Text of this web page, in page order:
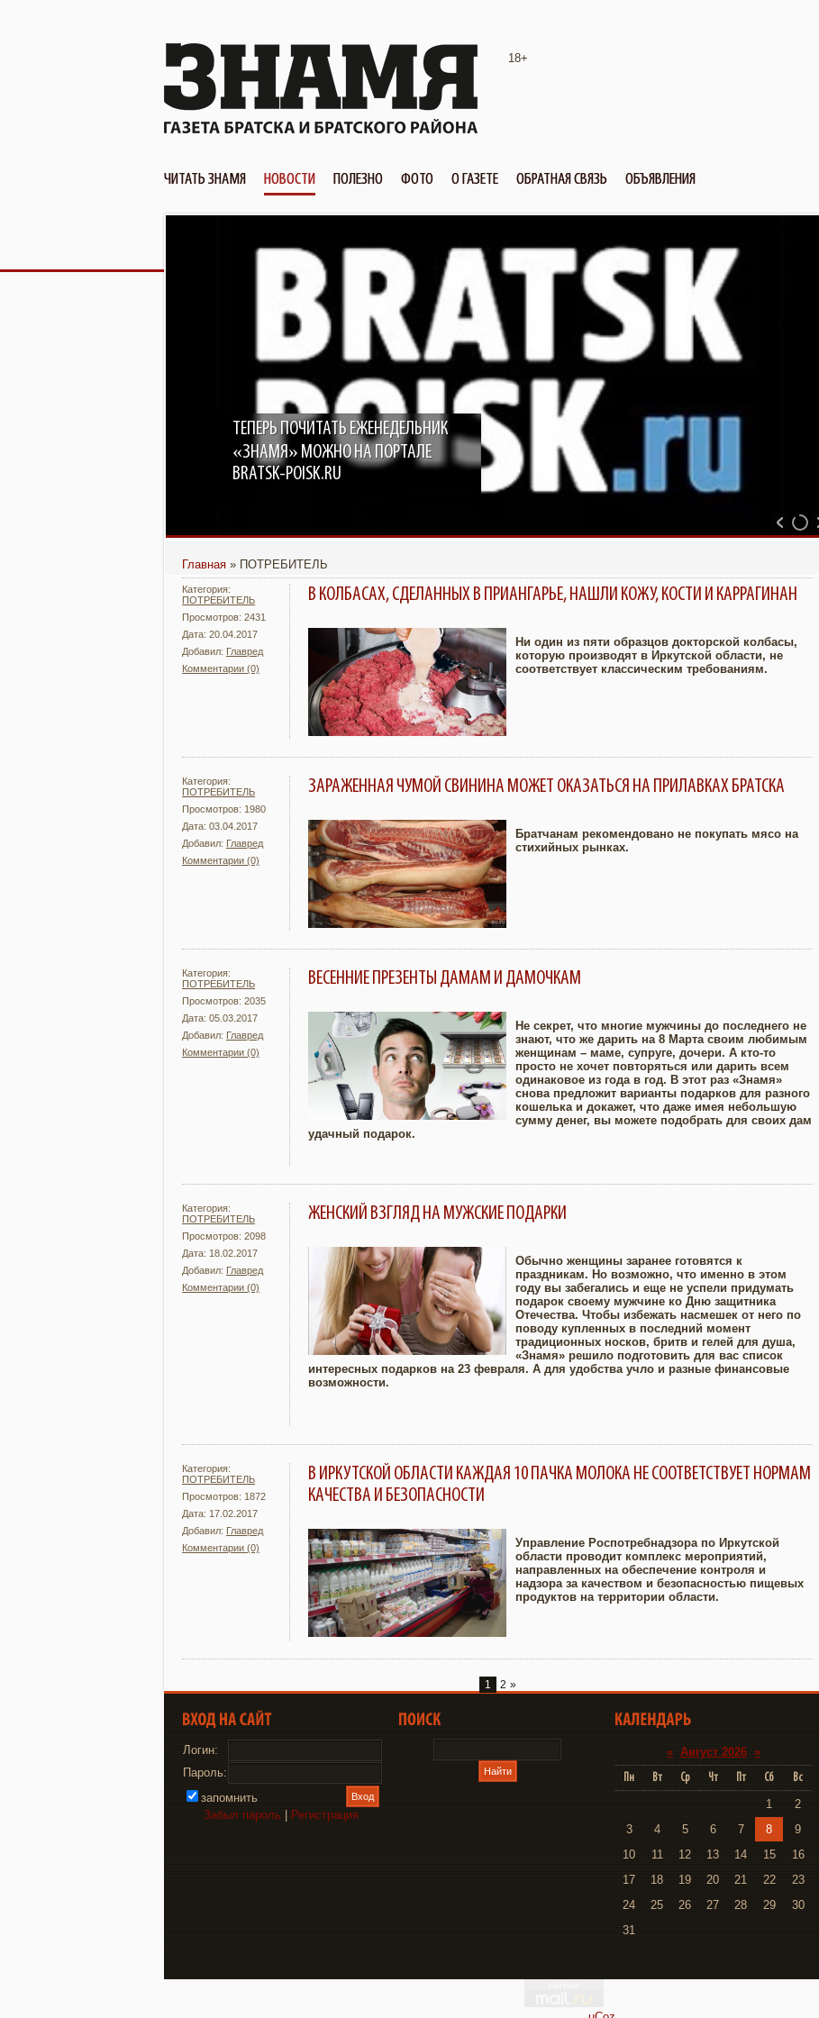
18+
ЧИТАТЬ ЗНАМЯ НОВОСТИ ПОЛЕЗНО ФОТО О ГАЗЕТЕ ОБРАТНАЯ СВЯЗЬ ОБЪЯВЛЕНИЯ
ТЕПЕРЬ ПОЧИТАТЬ ЕЖЕНЕДЕЛЬНИК
«ЗНАМЯ» МОЖНО НА ПОРТАЛЕ
BRATSK-POISK.RU
Главная » ПОТРЕБИТЕЛЬ
Категория:
ПОТРЕБИТЕЛЬ
Просмотров: 2431
Дата: 20.04.2017
Добавил: Главред
Комментарии (0)
В КОЛБАСАХ, СДЕЛАННЫХ В ПРИАНГАРЬЕ, НАШЛИ КОЖУ, КОСТИ И КАРРАГИНАН
Подробнее Увеличить
Ни один из пяти образцов докторской колбасы,
которую производят в Иркутской области, не
соответствует классическим требованиям.
Категория:
ПОТРЕБИТЕЛЬ
Просмотров: 1980
Дата: 03.04.2017
Добавил: Главред
Комментарии (0)
ЗАРАЖЕННАЯ ЧУМОЙ СВИНИНА МОЖЕТ ОКАЗАТЬСЯ НА ПРИЛАВКАХ БРАТСКА
Подробнее
Братчанам рекомендовано не покупать мясо на
стихийных рынках.
Категория:
ПОТРЕБИТЕЛЬ
Просмотров: 2035
Дата: 05.03.2017
Добавил: Главред
Комментарии (0)
ВЕСЕННИЕ ПРЕЗЕНТЫ ДАМАМ И ДАМОЧКАМ
Подробнее Увеличить
Не секрет, что многие мужчины до последнего не
знают, что же дарить на 8 Марта своим любимым
женщинам – маме, супруге, дочери. А кто-то
просто не хочет повторяться или дарить всем
одинаковое из года в год. В этот раз «Знамя»
снова предложит варианты подарков для разного
кошелька и докажет, что даже имея небольшую
сумму денег, вы можете подобрать для своих дам
удачный подарок.
Категория:
ПОТРЕБИТЕЛЬ
Просмотров: 2098
Дата: 18.02.2017
Добавил: Главред
Комментарии (0)
ЖЕНСКИЙ ВЗГЛЯД НА МУЖСКИЕ ПОДАРКИ
Подробнее Увеличить
Обычно женщины заранее готовятся к
праздникам. Но возможно, что именно в этом
году вы забегались и еще не успели придумать
подарок своему мужчине ко Дню защитника
Отечества. Чтобы избежать насмешек от него по
поводу купленных в последний момент
традиционных носков, бритв и гелей для душа,
«Знамя» решило подготовить для вас список
интересных подарков на 23 февраля. А для удобства учло и разные финансовые
возможности.
Категория:
ПОТРЕБИТЕЛЬ
Просмотров: 1872
Дата: 17.02.2017
Добавил: Главред
Комментарии (0)
В ИРКУТСКОЙ ОБЛАСТИ КАЖДАЯ 10 ПАЧКА МОЛОКА НЕ СООТВЕТСТВУЕТ НОРМАМ
КАЧЕСТВА И БЕЗОПАСНОСТИ
Подробнее Увеличить
Управление Роспотребнадзора по Иркутской
области проводит комплекс мероприятий,
направленных на обеспечение контроля и
надзора за качеством и безопасностью пищевых
продуктов на территории области.
1 2 »
Логин:
Пароль:
запомнить
Забыл пароль
Регистрация
« Август 2026 »
Пн
Вт Ср Чт Пт Сб
Вс
1
2
3
4 5 6 7 8
9
10
11 12 13 14 15
16
17
18 19 20 21 22
23
24
25 26 27 28 29
30
31